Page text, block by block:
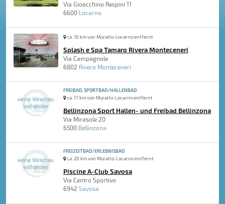
Via Gioacchino Respini 11
6600 Locarno
ca. 10 km von Muralto-Locarno entfernt
Splash e Spa Tamaro Rivera Monteceneri
Via Campagnole
6802 Rivera Monteceneri
FREIBAD, SPORTBAD/HALLENBAD
ca. 17 km von Muralto-Locarno entfernt
Bellinzona Sport Hallen- und Freibad Bellinzona
Via Mirasole 20
6500 Bellinzona
FREIZEITBAD/ERLEBNISBAD
ca. 20 km von Muralto-Locarno entfernt
Piscine A-Club Savosa
Via Centro Sportivo
6942 Savosa